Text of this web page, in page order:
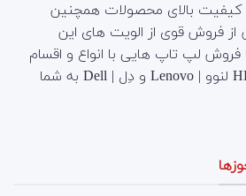
کیفیت بالای محصولات همچنین
فروش قوی از الویت های این
فروش لپ تاپ هایی با انواع و اقسام
برندهایی نظیر اچ پی | HP لنوو | Lenovo و دِل | Dell به شما